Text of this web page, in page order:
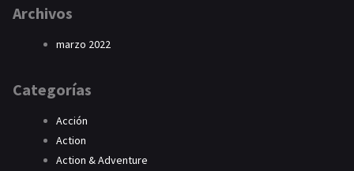
Archivos
marzo 2022
Categorías
Acción
Action
Action & Adventure